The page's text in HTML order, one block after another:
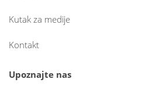
Kutak za medije
Kontakt
Upoznajte nas